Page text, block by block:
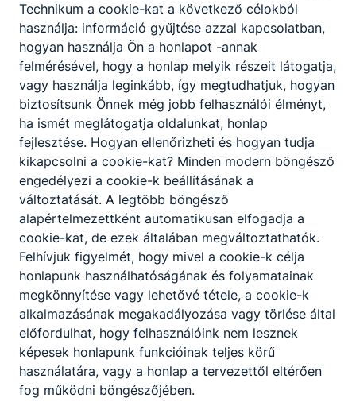
Kecskeméti SZC Gáspár András
Technikum
6000 Kecskemét, Hunyadi János tér 2.
Teams KRÉTA
Telefon: +3676480744
E-mail: gaspar@kszc-gaspar.hu
OM azonosító:
203041/012
Felnőttképzési nyilvántartás száma:
B/2021/002290
Általános
Képzői
Általános Képzői
Adatszolgáltatási
Technikum a cookie-kat a következő célokból
használja: információ gyűjtése azzal kapcsolatban,
hogyan használja Ön a honlapot -annak
felmérésével, hogy a honlap melyik részeit látogatja,
vagy használja leginkább, így megtudhatjuk, hogyan
biztosítsunk Önnek még jobb felhasználói élményt,
ha ismét meglátogatja oldalunkat, honlap
fejlesztése. Hogyan ellenőrizheti és hogyan tudja
kikapcsolni a cookie-kat? Minden modern böngésző
engedélyezi a cookie-k beállításának a
változtatását. A legtöbb böngésző
alapértelmezettként automatikusan elfogadja a
cookie-kat, de ezek általában megváltoztathatók.
Felhívjuk figyelmét, hogy mivel a cookie-k célja
honlapunk használhatóságának és folyamatainak
megkönnyítése vagy lehetővé tétele, a cookie-k
alkalmazásának megakadályozása vagy törlése által
előfordulhat, hogy felhasználóink nem lesznek
képesek honlapunk funkcióinak teljes körű
használatára, vagy a honlap a tervezettől eltérően
fog működni böngészőjében.